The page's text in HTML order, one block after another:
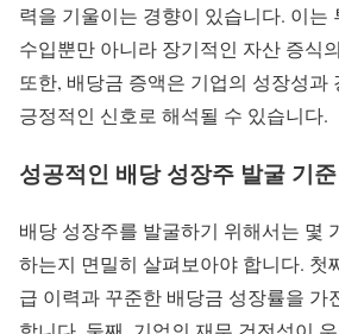
력을 기울이는 경향이 있습니다. 이는
수입뿐만 아니라 장기적인 자산 증식
또한, 배당금 증액은 기업의 성장성과
긍정적인 신호로 해석될 수 있습니다.
성공적인 배당 성장주 발굴 기준
배당 성장주를 발굴하기 위해서는 몇
하는지 면밀히 살펴보아야 합니다. 첫
급 이력과 꾸준한 배당금 성장률을 가